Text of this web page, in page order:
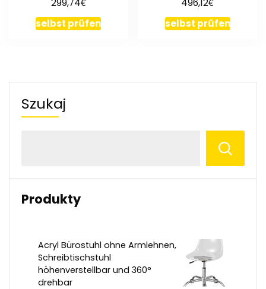
299,74
selbst prüfen
verstellbar
496,12
selbst prüfen
Szukaj
Produkty
Acryl Bürostuhl ohne Armlehnen,
Schreibtischstuhl
höhenverstellbar und 360°
drehbar